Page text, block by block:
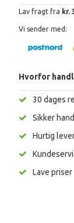
Lav fragt fra kr.
Vi sender med:
Hvorfor
30 dages
Sikker
Hurtig
Lave priser